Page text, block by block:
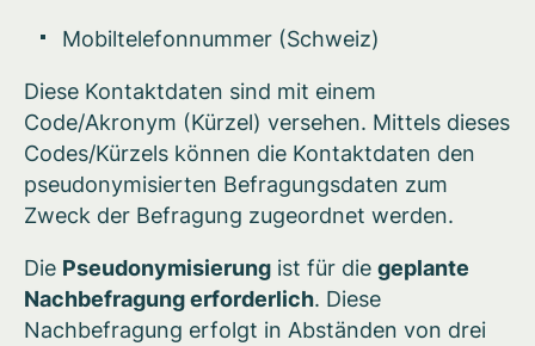
Mobiltelefonnummer (Schweiz)
Diese Kontaktdaten sind mit einem
Code/Akronym (Kürzel) versehen. Mittels dieses
Codes/Kürzels können die Kontaktdaten den
pseudonymisierten Befragungsdaten zum
Zweck der Befragung zugeordnet werden.
Die Pseudonymisierung ist für die geplante
Nachbefragung erforderlich. Diese
Nachbefragung erfolgt in Abständen von drei